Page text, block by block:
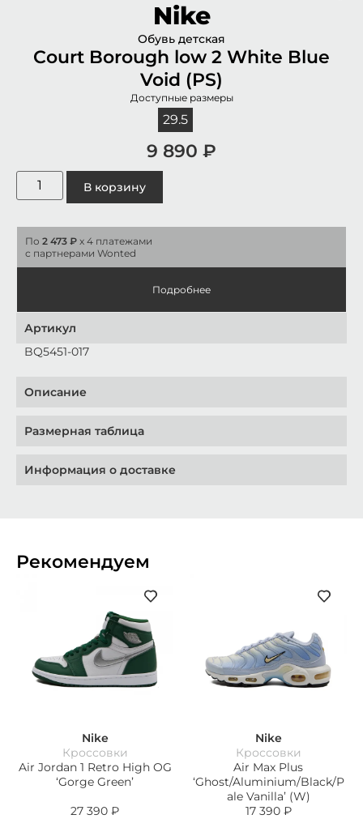
Nike
Обувь детская
Court Borough low 2 White Blue
Void (PS)
Доступные размеры
29.5
9 890 ₽
В корзину
По 2 473 ₽ x 4 платежами
с партнерами Wonted
Подробнее
Артикул
BQ5451-017
Описание
Размерная таблица
Информация о доставке
Рекомендуем
Nike
Кроссовки
Air Jordan 1 Retro High OG
‘Gorge Green’
27 390 ₽
Nike
Кроссовки
Air Max Plus
‘Ghost/Aluminium/Black/P
ale Vanilla’ (W)
17 390 ₽